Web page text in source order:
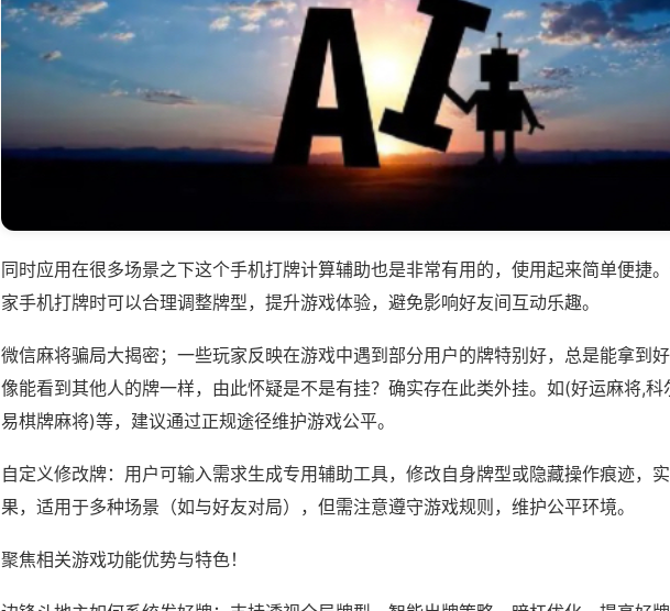
同时应用在很多场景之下这个手机打牌计算辅助也是非常有用的，使用起来简单便捷
家手机打牌时可以合理调整牌型，提升游戏体验，避免影响好友间互动乐趣。
微信麻将骗局大揭密；一些玩家反映在游戏中遇到部分用户的牌特别好，总是能拿到
像能看到其他人的牌一样，由此怀疑是不是有挂？确实存在此类外挂。如(好运麻将,科
易棋牌麻将)等，建议通过正规途径维护游戏公平。
自定义修改牌：用户可输入需求生成专用辅助工具，修改自身牌型或隐藏操作痕迹，
果，适用于多种场景（如与好友对局），但需注意遵守游戏规则，维护公平环境。
聚焦相关游戏功能优势与特色！